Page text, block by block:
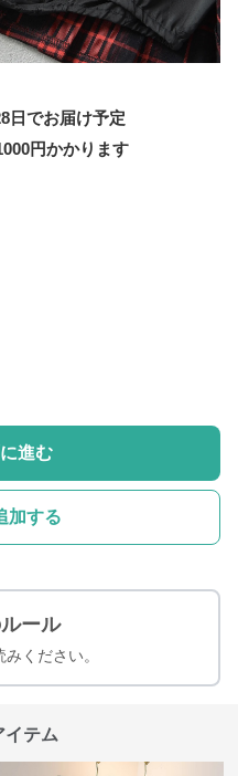
日でお届け予定
円かかります
進む
加する
ール
ください。
イテム